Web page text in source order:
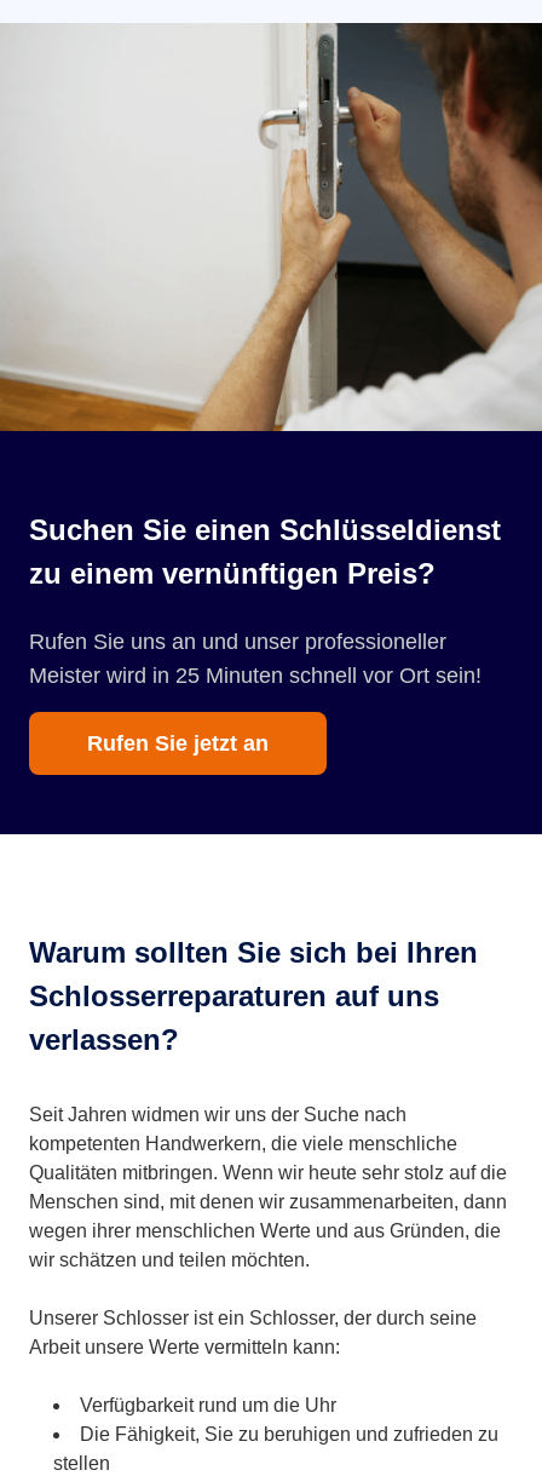
Suchen Sie einen Schlüsseldienst
zu einem vernünftigen Preis?
Rufen Sie uns an und unser professioneller
Meister wird in 25 Minuten schnell vor Ort sein!
Rufen Sie jetzt an
Warum sollten Sie sich bei Ihren
Schlosserreparaturen auf uns
verlassen?
Seit Jahren widmen wir uns der Suche nach
kompetenten Handwerkern, die viele menschliche
Qualitäten mitbringen. Wenn wir heute sehr stolz auf die
Menschen sind, mit denen wir zusammenarbeiten, dann
wegen ihrer menschlichen Werte und aus Gründen, die
wir schätzen und teilen möchten.
Unserer Schlosser ist ein Schlosser, der durch seine
Arbeit unsere Werte vermitteln kann:
Verfügbarkeit rund um die Uhr
Die Fähigkeit, Sie zu beruhigen und zufrieden zu
stellen